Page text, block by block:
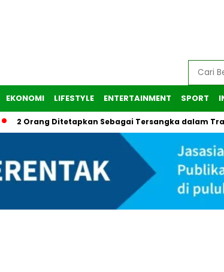
EKONOMI LIFESTYLE ENTERTAINMENT SPORT
Ditetapkan Sebagai Tersangka dalam Tragedi